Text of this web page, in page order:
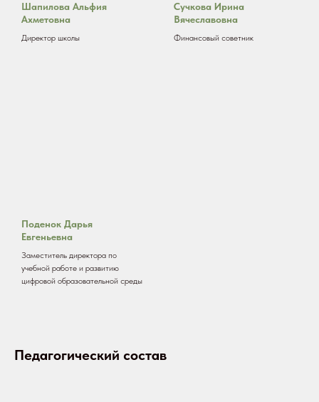
Шапилова Альфия
Ахметовна
Директор школы
Сучкова Ирина
Вячеславовна
Финансовый советник
Поденок Дарья
Евгеньевна
Заместитель директора по
учебной работе и развитию
цифровой образовательной среды
Педагогический состав